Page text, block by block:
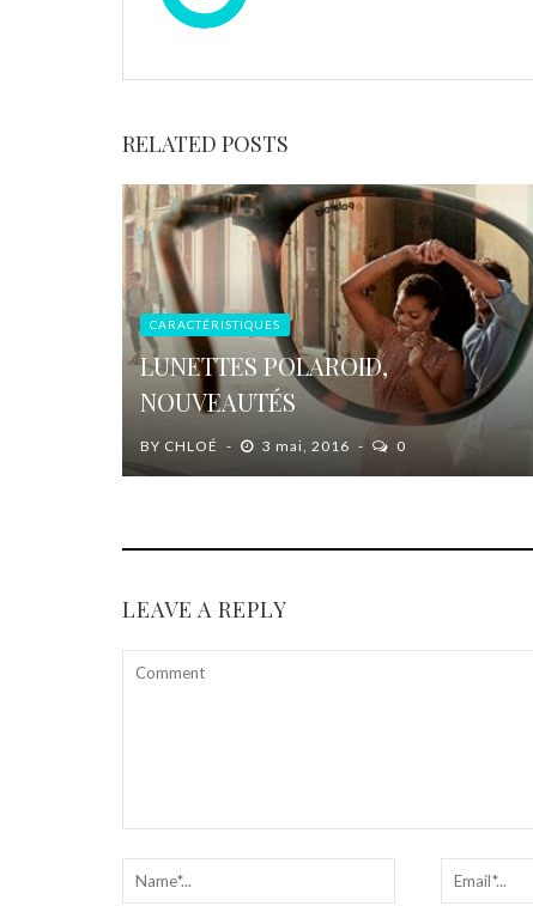
RELATED POSTS
CARACTÉRISTIQUES
LUNETTES POLAROID,
NOUVEAUTÉS
BY CHLOÉ 3 mai, 2016 0
LEAVE A REPLY